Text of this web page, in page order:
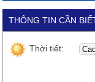
THÔNG TIN CẦN
Thời tiết: